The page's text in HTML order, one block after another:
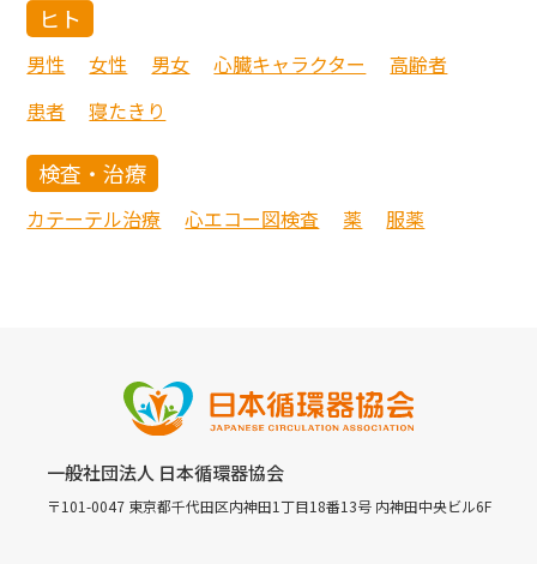
ヒト
男性 女性 男女 心臓キャラクター
高齢者
患者
寝たきり
検査・治療
カテーテル治療 心エコー図検査 薬 服薬
一般社団法人 日本循環器協会
〒101-0047 東京都千代田区内神田1丁目18番13号 内神田中央ビル6F